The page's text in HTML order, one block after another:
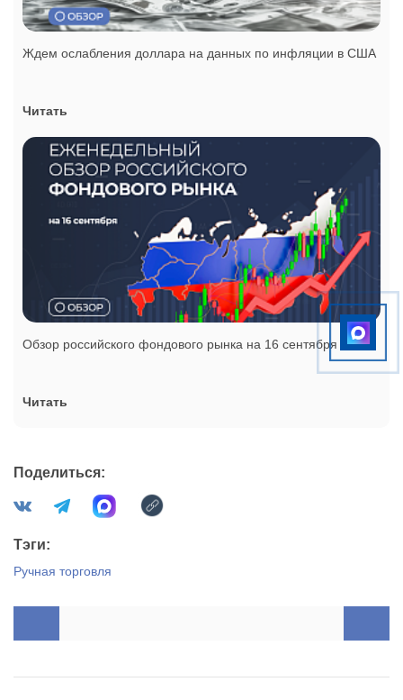
Ждем ослабления доллара на данных по инфляции в США
Читать
Обзор российского фондового рынка на 16 сентября
Читать
Поделиться:
Тэги:
Ручная торговля